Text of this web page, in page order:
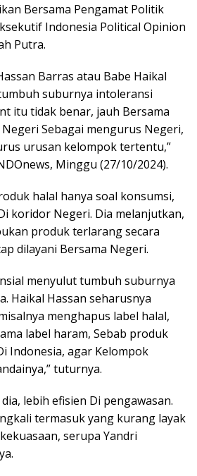
Bersama Pengamat Politik
Indonesia Political Opinion
Putra.
Barras atau Babe Haikal
suburnya intoleransi
itu tidak benar, jauh Bersama
Sebagai mengurus Negeri,
urusan kelompok tertentu,”
Minggu (27/10/2024).
halal hanya soal konsumsi,
koridor Negeri. Dia melanjutkan,
produk terlarang secara
dilayani Bersama Negeri.
menyulut tumbuh suburnya
Haikal Hassan seharusnya
menghapus label halal,
label haram, Sebab produk
Indonesia, agar Kelompok
tuturnya.
lebih efisien Di pengawasan.
termasuk yang kurang layak
serupa Yandri